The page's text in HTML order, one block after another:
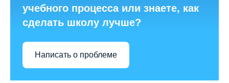
учебного процесса или знаете, как
сделать школу лучше?
Написать о проблеме